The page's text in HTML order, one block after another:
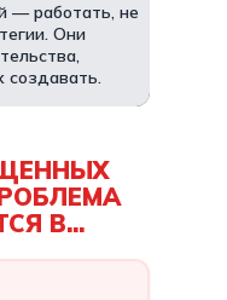
— работать, не
Они
создавать.
В...